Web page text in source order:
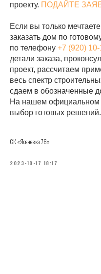
проекту. ПОДАЙТЕ
Если вы только
заказать дом по
по телефону +7 (920) 10-
детали заказа,
проект, рассчитаем
весь спектр
сдаем в обозначенные
На нашем официальном
выбор готовых решений.
СК «Ясеневка 76»
2023-10-17 18:17